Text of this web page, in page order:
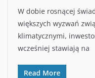
W dobie rosnącej
większych wyzwań
klimatycznymi,
wcześniej stawiają na
Read More